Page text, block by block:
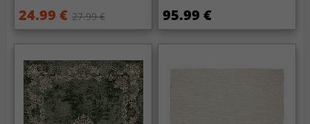
24.99 € 27.99 € 95.99 €